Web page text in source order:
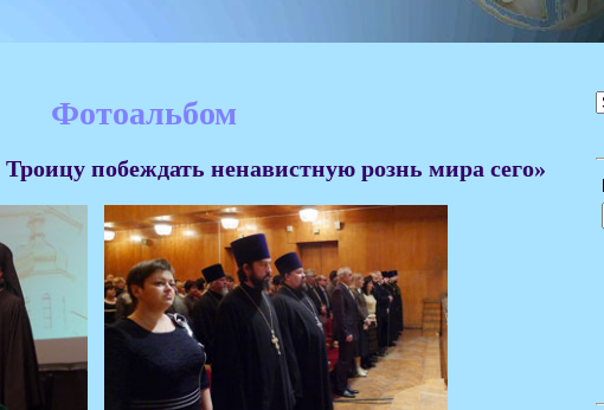
Фотоальбом
побеждать ненавистную рознь мира сего»